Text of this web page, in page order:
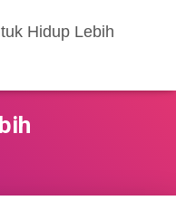
Hidup Lebih